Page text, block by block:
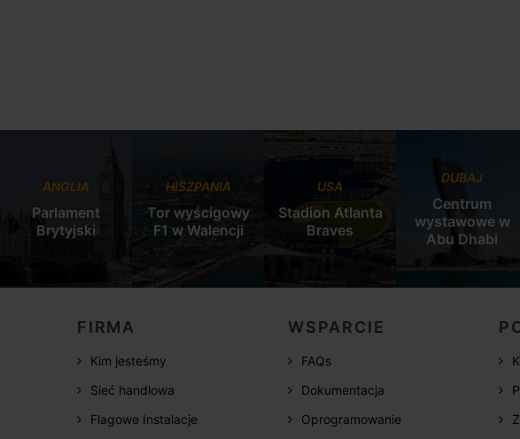
ANGLIA
Parlament
Brytyjski
HISZPANIA
Tor wyścigowy
F1 w Walencji
USA
Stadion Atlanta
Braves
DUBAJ
Centrum
wystawowe w
Abu Dhabi
FIRMA
Kim jesteśmy
Sieć handlowa
Flagowe Instalacje
WSPARCIE
FAQs
Dokumentacja
Oprogramowanie